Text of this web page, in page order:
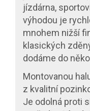
jízdárna,
výhodou je
mnohem nižší
klasických
dodáme do
Montovanou
z kvalitní
Je odolná proti